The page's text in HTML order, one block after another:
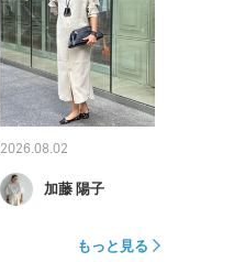
2026.08.02
加藤 陽子
もっと見る